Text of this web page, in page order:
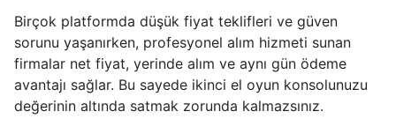
Birçok platformda düşük fiyat teklifleri ve güven
sorunu yaşanırken, profesyonel alım hizmeti sunan
firmalar net fiyat, yerinde alım ve aynı gün ödeme
avantajı sağlar. Bu sayede ikinci el oyun konsolunuzu
değerinin altında satmak zorunda kalmazsınız.